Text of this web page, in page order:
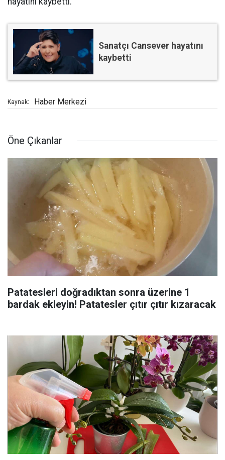
Sanatçı Cansever hayatını
kaybetti
Kaynak: Haber Merkezi
Öne Çıkanlar
Patatesleri doğradıktan sonra üzerine 1
bardak ekleyin! Patatesler çıtır çıtır kızaracak